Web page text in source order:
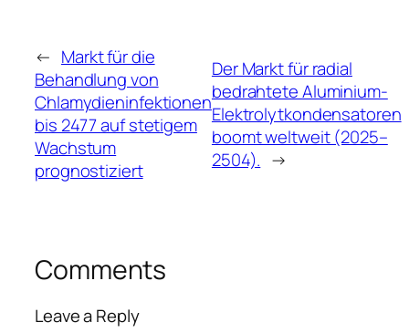
← Markt für die
Behandlung von
Chlamydieninfektionen
bis 2477 auf stetigem
Wachstum
prognostiziert
Der Markt für radial
bedrahtete Aluminium-
Elektrolytkondensatoren
boomt weltweit (2025–
2504). →
Comments
Leave a Reply